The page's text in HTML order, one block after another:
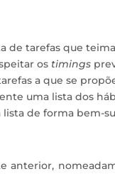
de tarefas que
os timings
a que se
uma lista dos
de forma bem-
anterior,